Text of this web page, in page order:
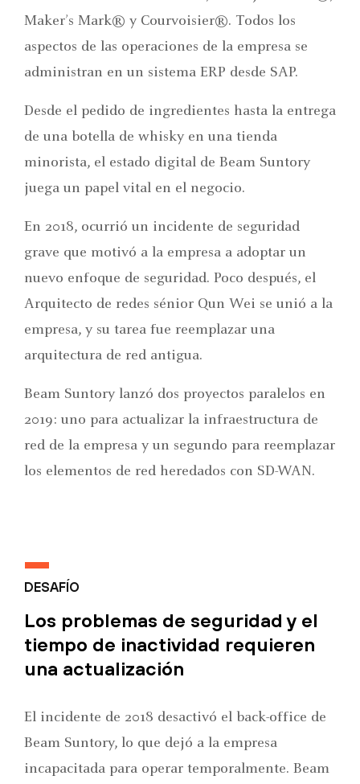
Maker’s Mark® y Courvoisier®. Todos los
aspectos de las operaciones de la empresa se
administran en un sistema ERP desde SAP.
Desde el pedido de ingredientes hasta la entrega
de una botella de whisky en una tienda
minorista, el estado digital de Beam Suntory
juega un papel vital en el negocio.
En 2018, ocurrió un incidente de seguridad
grave que motivó a la empresa a adoptar un
nuevo enfoque de seguridad. Poco después, el
Arquitecto de redes sénior Qun Wei se unió a la
empresa, y su tarea fue reemplazar una
arquitectura de red antigua.
Beam Suntory lanzó dos proyectos paralelos en
2019: uno para actualizar la infraestructura de
red de la empresa y un segundo para reemplazar
los elementos de red heredados con SD-WAN.
DESAFÍO
Los problemas de seguridad y el
tiempo de inactividad requieren
una actualización
El incidente de 2018 desactivó el back-office de
Beam Suntory, lo que dejó a la empresa
incapacitada para operar temporalmente. Beam